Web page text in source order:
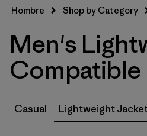
Hombre Shop by Category
Men's
Compatible
Casual Lightweight